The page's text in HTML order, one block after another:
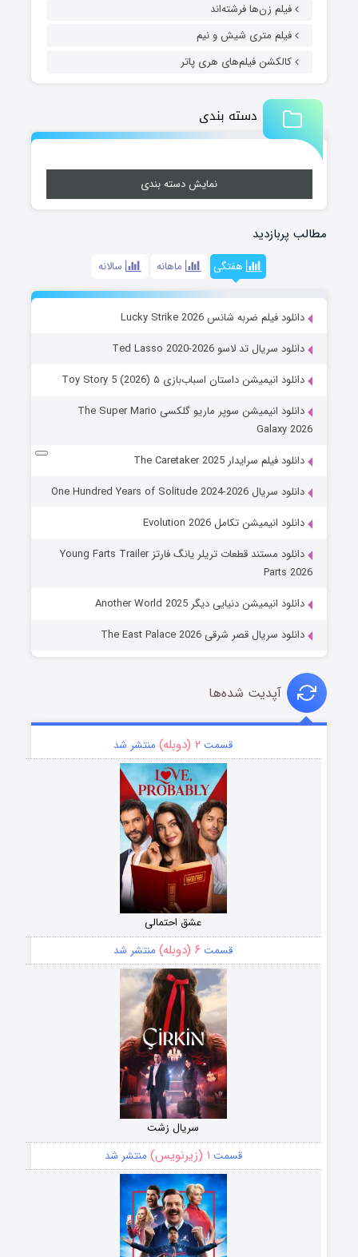
فیلم زن‌ها فرشته‌اند
فیلم متری شیش و نیم
کالکشن فیلم‌های هری پاتر
دسته بندی
نمایش دسته بندی
مطالب پربازدید
هفتگی ماهانه سالانه
دانلود فیلم ضربه شانس Lucky Strike 2026
دانلود سریال تد لاسو Ted Lasso 2020-2026
دانلود انیمیشن داستان اسباب‌بازی ۵ Toy Story 5 (2026)
دانلود انیمیشن سوپر ماریو گلکسی The Super Mario
Galaxy 2026
دانلود فیلم سرایدار The Caretaker 2025
دانلود سریال One Hundred Years of Solitude 2024-2026
دانلود انیمیشن تکامل Evolution 2026
دانلود مستند قطعات تریلر یانگ فارتز Young Farts Trailer
Parts 2026
دانلود انیمیشن دنیایی دیگر Another World 2025
دانلود سریال قصر شرقی The East Palace 2026
آپدیت شده‌ها
قسمت ۲ (دوبله) منتشر شد
عشق احتمالی
قسمت ۶ (دوبله) منتشر شد
سریال زشت
قسمت ۱ (زیرنویس) منتشر شد